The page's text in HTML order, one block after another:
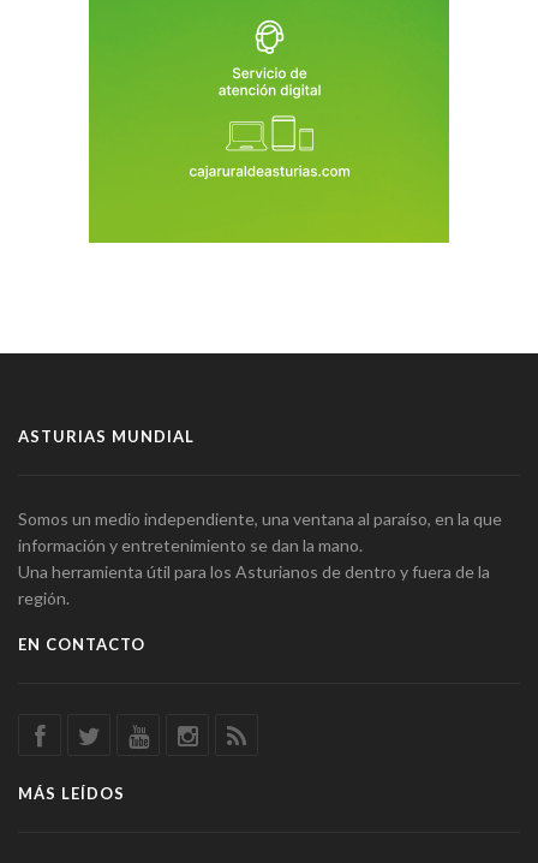
ASTURIAS MUNDIAL
Somos un medio independiente, una ventana al paraíso, en la que
información y entretenimiento se dan la mano.
Una herramienta útil para los Asturianos de dentro y fuera de la
región.
EN CONTACTO
MÁS LEÍDOS